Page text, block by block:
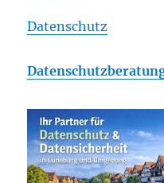
Datenschutz